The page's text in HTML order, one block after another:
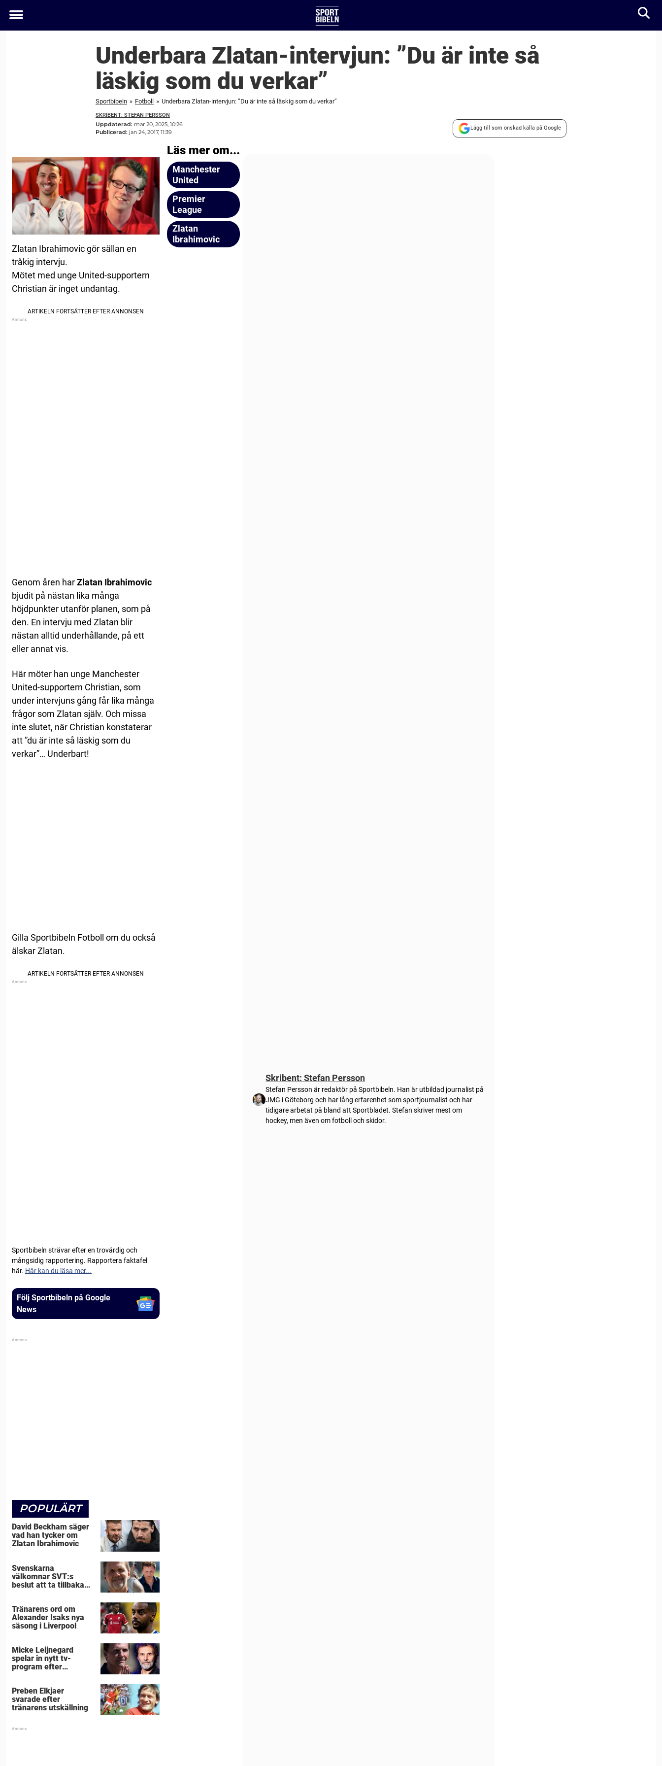
Toggle
Underbara Zlatan-intervjun: ”Du är inte så
läskig som du verkar”
Sportbibeln » Fotboll » Underbara Zlatan-intervjun: ”Du är inte så läskig som du verkar”
SKRIBENT: STEFAN PERSSON
Uppdaterad: mar 20, 2025, 10:26
Publicerad: jan 24, 2017, 11:39
Lägg till som önskad källa på Google
Zlatan Ibrahimovic gör sällan en
tråkig intervju.
Mötet med unge United-supportern
Christian är inget undantag.
Genom åren harZlatan Ibrahimovic
bjudit på nästan lika många
höjdpunkter utanför planen, som på
den. En intervju med Zlatan blir
nästan alltid underhållande, på ett
eller annat vis.
Här möter han unge Manchester
United-supportern Christian, som
under intervjuns gång får lika många
frågor som Zlatan själv. Och missa
inte slutet, när Christian konstaterar
att ”du är inte så läskig som du
verkar”… Underbart!
Gilla Sportbibeln Fotboll om du också
älskar Zlatan.
Sportbibeln strävar efter en trovärdig och
mångsidig rapportering. Rapportera faktafel
här. Här kan du läsa mer...
Följ Sportbibeln på Google
News
POPULÄRT
David Beckham säger
vad han tycker om
Zlatan Ibrahimovic
Svenskarna
välkomnar SVT:s
beslut att ta tillbaka
Tränarens ord om
Alexander Isaks nya
säsong i Liverpool
Micke Leijnegard
spelar in nytt tv-
program efter
Preben Elkjaer
svarade efter
tränarens utskällning
Läs mer om...
Manchester
United
Premier
League
Zlatan
Ibrahimovic
Skribent: Stefan Persson
Stefan Persson är redaktör på Sportbibeln. Han är utbildad journalist på
JMG i Göteborg och har lång erfarenhet som sportjournalist och har
tidigare arbetat på bland att Sportbladet. Stefan skriver mest om
hockey, men även om fotboll och skidor.